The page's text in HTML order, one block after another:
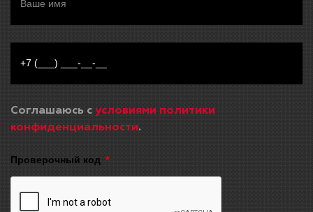
Соглашаюсь с условиями политики
конфиденциальности.
Проверочный код